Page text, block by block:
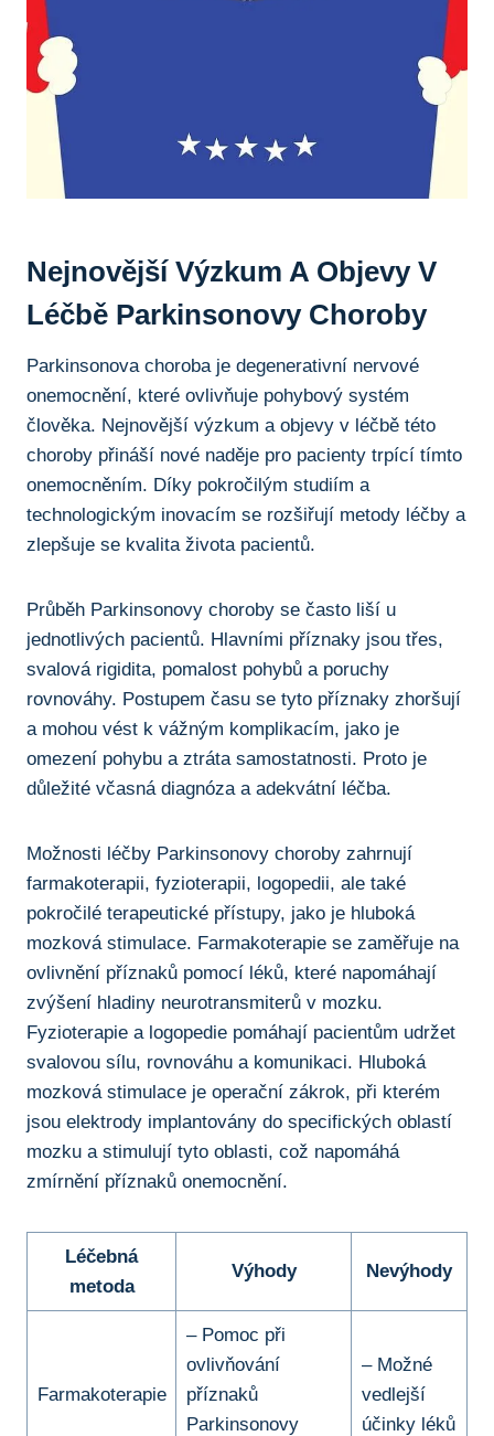
Nejnovější Výzkum ​a Objevy V⁢
Léčbě⁢ Parkinsonovy ⁢choroby
Parkinsonova choroba je degenerativní ⁤nervové
onemocnění, které​ ovlivňuje pohybový systém
člověka. ⁣Nejnovější výzkum a objevy v léčbě ‌této‌
choroby přináší nové naděje pro pacienty ⁣trpící tímto ​
onemocněním. Díky pokročilým⁣ studiím a
technologickým ​inovacím se⁣ rozšiřují metody ​léčby a‍
zlepšuje se⁤ kvalita života pacientů.
Průběh Parkinsonovy choroby se často liší u
jednotlivých⁤ pacientů. Hlavními příznaky jsou třes,
svalová rigidita,‍ pomalost pohybů⁢ a poruchy‌
rovnováhy.‌ Postupem času se tyto ‌příznaky zhoršují
a mohou ​vést k vážným komplikacím, jako je
omezení pohybu a ztráta ​samostatnosti. ​Proto⁤ je
důležité včasná⁣ diagnóza a adekvátní ‌léčba.
Možnosti léčby Parkinsonovy⁣ choroby zahrnují
farmakoterapii, ⁣fyzioterapii, logopedii,‍ ale‍ také
pokročilé terapeutické přístupy, jako je hluboká
mozková stimulace.⁢ Farmakoterapie se​ zaměřuje na
ovlivnění ‌příznaků⁤ pomocí ​léků, které napomáhají ​
zvýšení⁣ hladiny neurotransmiterů v mozku.
Fyzioterapie a logopedie pomáhají pacientům udržet⁢
svalovou⁣ sílu, rovnováhu a komunikaci. Hluboká
⁤mozková stimulace ⁣je operační zákrok, při kterém‍
jsou elektrody ‌implantovány do specifických oblastí
mozku a ​stimulují tyto​ oblasti, což ‍napomáhá
zmírnění ​příznaků onemocnění.
Léčebná
metoda
Výhody Nevýhody
Farmakoterapie
– Pomoc při
ovlivňování
‌příznaků
⁤Parkinsonovy
– Možné
vedlejší
účinky léků